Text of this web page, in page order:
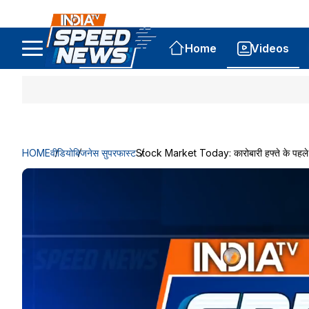
Home Videos
HOMEवीडियोबिजनेस सुपरफास्टStock Market Today: कारोबारी हफ्ते के पहले